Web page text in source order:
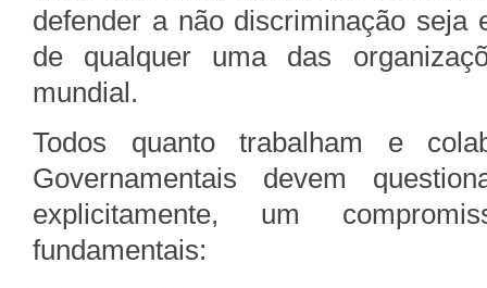
defender a não discriminação
de qualquer uma das
mundial.
Todos quanto trabalham e
Governamentais devem
explicitamente, um
fundamentais: